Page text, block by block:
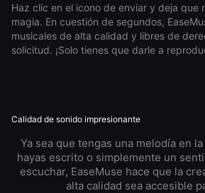
Haz clic en el icono de enviar y deja que
magia. En cuestión de segundos,
musicales de alta calidad y libres de
solicitud. ¡Solo tienes que darle a
Calidad de sonido impresionante
Ya sea que tengas una melodía en
hayas escrito o simplemente un
escuchar, EaseMuse hace que la
alta calidad sea accesible